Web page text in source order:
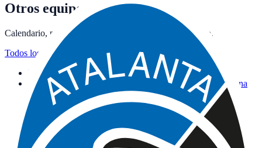
Otros equipos de Serie A
Calendario, próximos partidos y dónde verlos en directo.
Todos los equipos
Equipo
Atalanta BCCalendario y dónde ver · Bergamo
EquipoBologna FC 1909
Calendario y dónde ver · Bologna
EquipoCagliari CalcioCalendario y dónde ver · Cagliari
EquipoComo 1907
Calendario y dónde ver · Como
US Cremonese
Calendario y dónde ver · Cremona
Equipo
ACF Fiorentina
Calendario y dónde ver · Florence
EquipoGenoa CFCCalendario y dónde ver · Genoa